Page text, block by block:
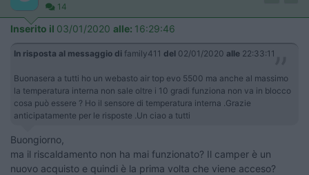
14
Inserito il 03/01/2020 alle: 16:29:46
In risposta al messaggio di family411 del 02/01/2020 alle 22:33:11
Buonasera a tutti ho un webasto air top evo 5500 ma anche al massimo
la temperatura interna non sale oltre i 10 gradi funziona non va in blocco
cosa può essere ? Ho il sensore di temperatura interna .Grazie
anticipatamente per le risposte .Un ciao a tutti
Buongiorno,
ma il riscaldamento non ha mai funzionato? Il camper è un
nuovo acquisto e quindi è la prima volta che viene acceso?